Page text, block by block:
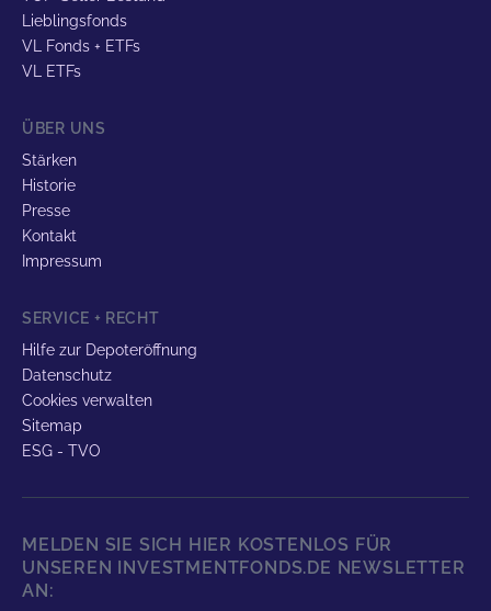
Lieblingsfonds
VL Fonds + ETFs
VL ETFs
ÜBER UNS
Stärken
Historie
Presse
Kontakt
Impressum
SERVICE + RECHT
Hilfe zur Depoteröffnung
Datenschutz
Cookies verwalten
Sitemap
ESG - TVO
MELDEN SIE SICH HIER KOSTENLOS FÜR
UNSEREN INVESTMENTFONDS.DE NEWSLETTER
AN: